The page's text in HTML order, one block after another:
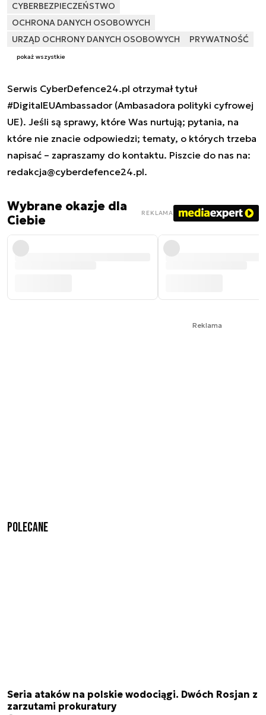
CYBERBEZPIECZEŃSTWO
OCHRONA DANYCH OSOBOWYCH
URZĄD OCHRONY DANYCH OSOBOWYCH
PRYWATNOŚĆ
pokaż wszystkie
Serwis CyberDefence24.pl otrzymał tytuł
#DigitalEUAmbassador (Ambasadora polityki cyfrowej
UE). Jeśli są sprawy, które Was nurtują; pytania, na
które nie znacie odpowiedzi; tematy, o których trzeba
napisać – zapraszamy do kontaktu. Piszcie do nas na:
redakcja@cyberdefence24.pl.
Wybrane okazje dla
Ciebie
REKLAMA
Reklama
Polecane
Seria ataków na polskie wodociągi. Dwóch Rosjan z
zarzutami prokuratury